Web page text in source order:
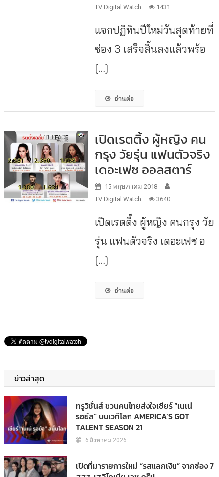
TV Digital Watch
1431
แจกปฏิทินปีใหม่วันสุดท้ายที่
ช่อง 3 เสร็จสิ้นลงแล้วพร้อ
[…]
อ่านต่อ
เปิดเรตติ้ง ผู้หญิง คน
กรุง วัยรุ่น แฟนตัวจริง
เดอะเฟซ ออลสตาร์
15 พฤษภาคม 2018
TV Digital Watch
3640
เปิดเรตติ้ง ผู้หญิง คนกรุง วัย
รุ่น แฟนตัวจริง เดอะเฟซ อ
[…]
อ่านต่อ
ข่าวล่าสุด
ทรูวิชั่นส์ ชวนคนไทยส่งใจเชียร์ “เนเน่
รอยัล” บนเวทีโลก AMERICA’S GOT
TALENT SEASON 21
6 สิงหาคม 2026
เปิดที่มารายการใหม่ “รสแลกเงิน” จากช่อง 7